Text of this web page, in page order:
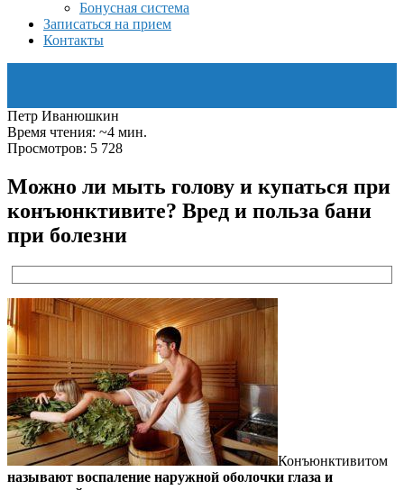
Бонусная система
Записаться на прием
Контакты
Петр Иванюшкин
Время чтения: ~4 мин.
Просмотров: 5 728
Можно ли мыть голову и купаться при
конъюнктивите? Вред и польза бани
при болезни
Конъюнктивитом
называют воспаление наружной оболочки глаза и